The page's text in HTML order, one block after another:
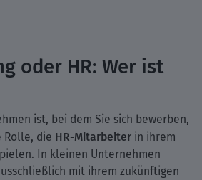
oder HR: Wer ist
ist, bei dem Sie sich bewerben,
Rolle, die HR-Mitarbeiter in ihrem
In kleinen Unternehmen
mit ihrem zukünftigen